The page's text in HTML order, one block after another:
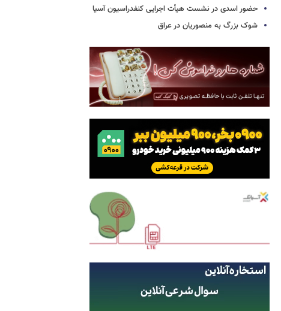
حضور اسدی در نشست هیأت اجرایی کنفدراسیون آسیا
شوک بزرگ به منصوریان در عراق